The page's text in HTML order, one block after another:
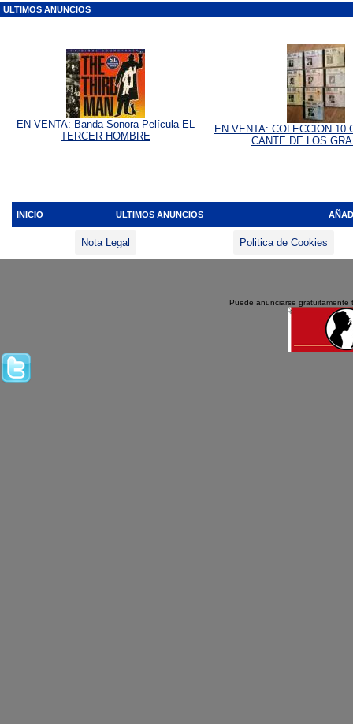
ULTIMOS ANUNCIOS
EN VENTA: Banda Sonora Película EL
TERCER HOMBRE
EN VENTA: COLECCION 10
CANTE DE LOS
INICIO ULTIMOS ANUNCIOS
Nota Legal Politica de Cookies
Puede anunciarse